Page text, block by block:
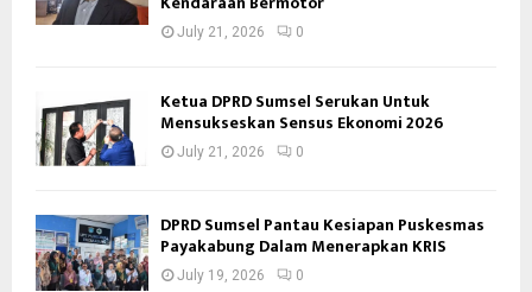
July 21, 2026 0
Ketua DPRD Sumsel Serukan Untuk
Mensukseskan Sensus Ekonomi 2026
July 21, 2026 0
DPRD Sumsel Pantau Kesiapan Puskesmas
Payakabung Dalam Menerapkan KRIS
July 19, 2026 0